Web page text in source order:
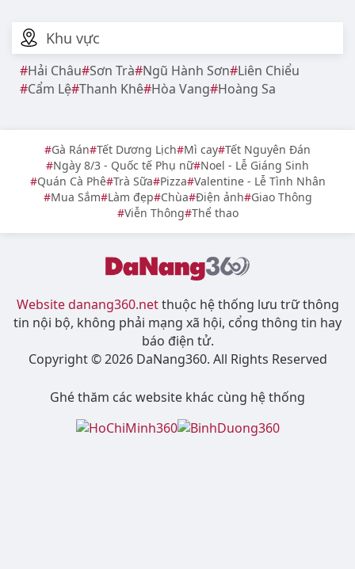
Khu vực
Hải Châu Sơn Trà Ngũ Hành Sơn Liên Chiểu
Cẩm Lệ Thanh Khê Hòa Vang Hoàng Sa
Gà Rán Tết Dương Lịch Mì cay Tết Nguyên Đán
Ngày 8/3 - Quốc tế Phụ nữ Noel - Lễ Giáng Sinh
Quán Cà Phê Trà Sữa Pizza Valentine - Lễ Tình Nhân
Mua Sắm Làm đẹp Chùa Điện ảnh Giao Thông
Viễn Thông Thể thao
Website danang360.netthuộc hệ thống lưu trữ thông
tin nội bộ, không phải mạng xã hội, cổng thông tin hay
báo điện tử.
Copyright © 2026 DaNang360. All Rights Reserved
Ghé thăm các website khác cùng hệ thống